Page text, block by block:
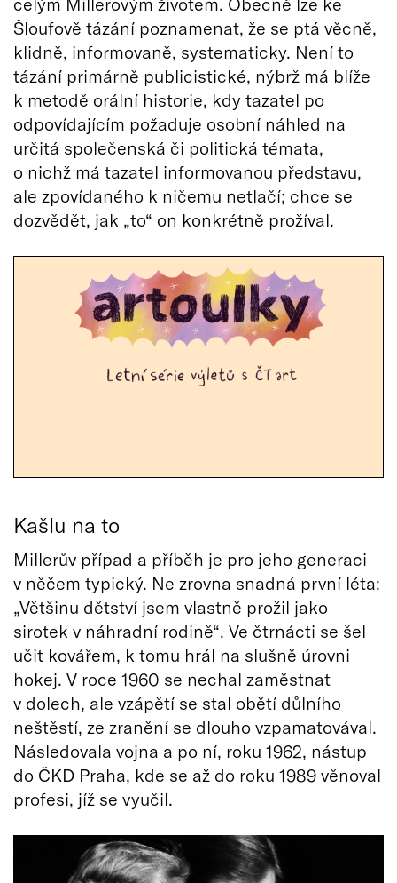
Šloufově tázání poznamenat, že se ptá věcně,
klidně, informovaně, systematicky. Není to
tázání primárně publicistické, nýbrž má blíže
k metodě orální historie, kdy tazatel po
odpovídajícím požaduje osobní náhled na
určitá společenská či politická témata,
o nichž má tazatel informovanou představu,
ale zpovídaného k ničemu netlačí; chce se
dozvědět, jak „to“ on konkrétně prožíval.
Kašlu na to
Millerův případ a příběh je pro jeho generaci
v něčem typický. Ne zrovna snadná první léta:
„Většinu dětství jsem vlastně prožil jako
sirotek v náhradní rodině“. Ve čtrnácti se šel
učit kovářem, k tomu hrál na slušně úrovni
hokej. V roce 1960 se nechal zaměstnat
v dolech, ale vzápětí se stal obětí důlního
neštěstí, ze zranění se dlouho vzpamatovával.
Následovala vojna a po ní, roku 1962, nástup
do ČKD Praha, kde se až do roku 1989 věnoval
profesi, jíž se vyučil.